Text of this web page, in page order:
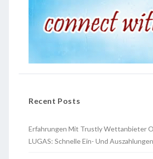
Recent Posts
Erfahrungen Mit Trustly Wettanbieter
LUGAS: Schnelle Ein- Und Auszahlungen